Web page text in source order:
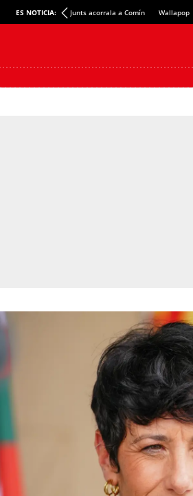
ES NOTICIA: Junts acorrala a Comín Wallapop